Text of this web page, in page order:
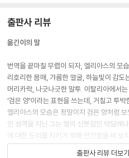
출판사 리뷰
옮긴이의 말
번역을 끝마칠 무렵이 되자, 엘리아스의 모
리호리한 몸매, 갸름한 얼굴, 하늘빛이 감도
머리카락, 나긋나긋한 말투. 이탈리아에서
‘검은 양’이라는 표현을 쓰는데, 거칠고 투
엘리아스의 모습은 정말이지 검은 양처럼
인 성격을 지닌 그는 형의 신붓감인 막달레
에 대한 도리를 지키기 위해 안간힘을 써 보
계를 맺게 된다. 벗어나려고 하면 할수록 가
출판사 리뷰 더보기